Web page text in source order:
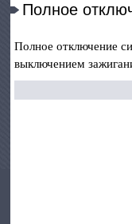
Полное
Полное отключение
выключением